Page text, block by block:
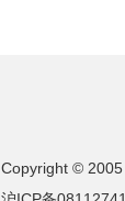
Copyright ©